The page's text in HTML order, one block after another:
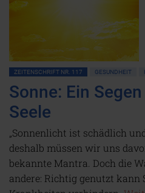
ZEITENSCHRIFT NR. 117 GESUNDHEIT
Sonne: Ein
Seele
„Sonnenlicht ist schädlich
deshalb müssen wir uns
bekannte Mantra. Doch die
andere: Richtig genutzt kann